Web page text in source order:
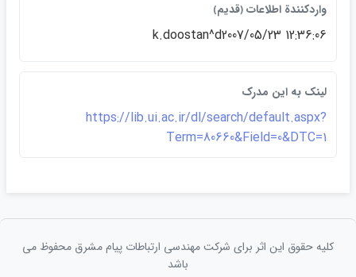
واردكنندة اطلاعات ﴿قديم﴾
k.doostan^d2007/05/23 12:36:06
لينک به اين مدرک
https://lib.ui.ac.ir/dl/search/default.aspx?
Term=80660&Field=0&DTC=1
کلیه حقوق این اثر برای شرکت مهندسی ارتباطات پيام مشرق محفوظ می
باشد